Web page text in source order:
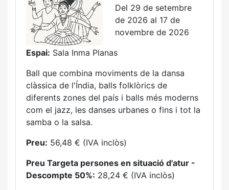
Del 29 de setembre
de 2026 al 17 de
novembre de 2026
Espai: Sala Inma Planas
Ball que combina moviments de la dansa
clàssica de l'Índia, balls folklòrics de
diferents zones del país i balls més moderns
com el jazz, les danses urbanes o fins i tot la
samba o la salsa.
Preu: 56,48 € (IVA inclòs)
Preu Targeta persones en situació d'atur -
Descompte 50%: 28,24 € (IVA inclòs)